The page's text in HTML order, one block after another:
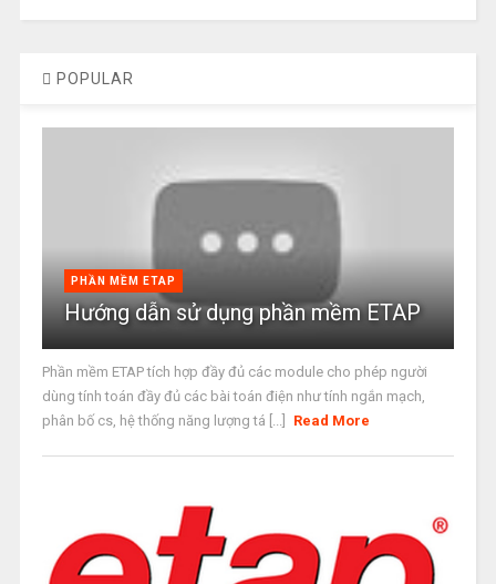
POPULAR
PHẦN MỀM ETAP
Hướng dẫn sử dụng phần mềm ETAP
Phần mềm ETAP tích hợp đầy đủ các module cho phép người
dùng tính toán đầy đủ các bài toán điện như tính ngắn mạch,
phân bố cs, hệ thống năng lượng tá [...]
Read More